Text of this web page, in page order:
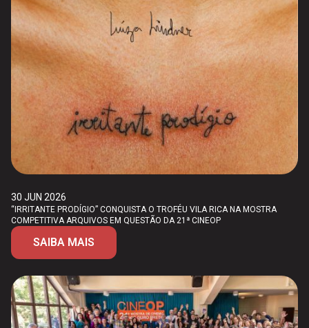
30 JUN 2026
“IRRITANTE PRODÍGIO” CONQUISTA O TROFÉU VILA RICA NA MOSTRA
COMPETITIVA ARQUIVOS EM QUESTÃO DA 21ª CINEOP
SAIBA MAIS